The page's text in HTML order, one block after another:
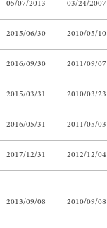
03/24/2007
05/07/2013
2010/05/10
2015/06/30
2011/09/07
2016/09/30
2010/03/23
2015/03/31
2011/05/03
2016/05/31
2012/12/04
2017/12/31
2010/09/08
2013/09/08